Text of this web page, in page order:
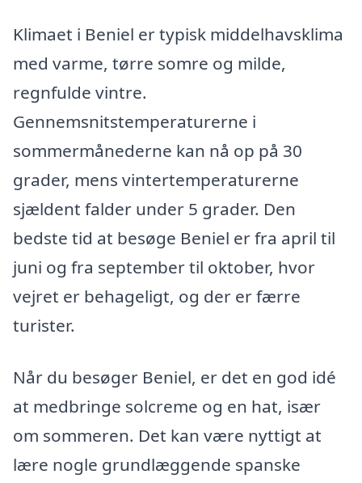
Klimaet i Beniel er typisk middelhavsklima
med varme, tørre somre og milde,
regnfulde vintre.
Gennemsnitstemperaturerne i
sommermånederne kan nå op på 30
grader, mens vintertemperaturerne
sjældent falder under 5 grader. Den
bedste tid at besøge Beniel er fra april til
juni og fra september til oktober, hvor
vejret er behageligt, og der er færre
turister.
Når du besøger Beniel, er det en god idé
at medbringe solcreme og en hat, især
om sommeren. Det kan være nyttigt at
lære nogle grundlæggende spanske